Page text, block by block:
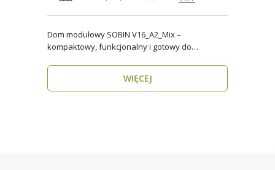
Dom modułowy SOBIN V16_A2_Mix –
kompaktowy, funkcjonalny i gotowy do
WIĘCEJ